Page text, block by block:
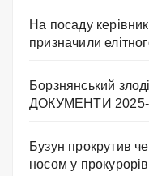
На посаду
призначили
Борзнянський
ДОКУМЕНТИ
Бузун прокрутив
носом у прокурорів